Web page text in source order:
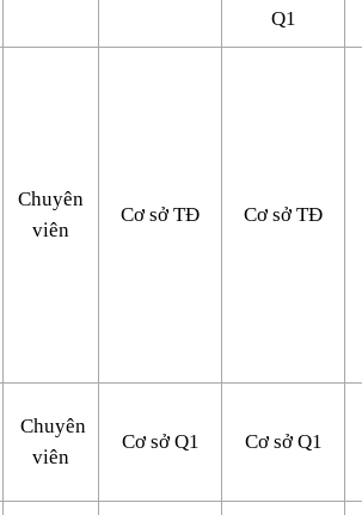
Q1
Chuyên
viên
Cơ sở TĐ Cơ sở TĐ
Chuyên
viên
Cơ sở Q1 Cơ sở Q1